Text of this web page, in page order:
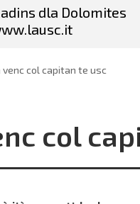
dla Dolomites
venc col capitan te usc
col